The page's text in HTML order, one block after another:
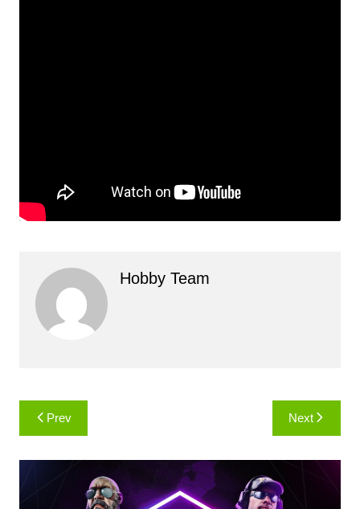
Hobby Team
Навигация
Prev Next